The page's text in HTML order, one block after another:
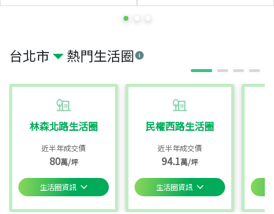
台北市 熱門生活圈
林森北路生活圈
近半年成交價
80萬/坪
生活圈資訊
民權西路生活圈
近半年成交價
94.1萬/坪
生活圈資訊